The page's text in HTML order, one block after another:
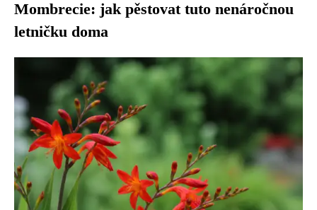
Mombrecie: jak pěstovat tuto nenáročnou
letničku doma